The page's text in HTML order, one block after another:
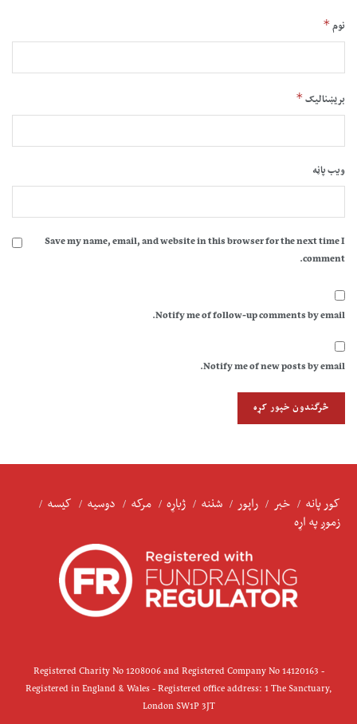
نوم*
بریښنالیک*
ویب پاڼه
Save my name, email, and website in this browser for the next time I
comment.
Notify me of follow-up comments by email.
Notify me of new posts by email.
کور پانه خبر راپور شننه ژباړه مرکه دوسیه
کیسه
زموږ په اړه
Registered Charity No 1208006 and Registered Company No 14120163 -
Registered in England & Wales - Registered office address: 1 The Sanctuary,
London SW1P 3JT